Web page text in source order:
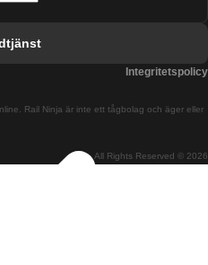
till Bratislava All Rights Reserved © 2026
Rail Ninja är inte ett tågbolag och äger eller
Integritetspolicy